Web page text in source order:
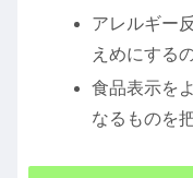
アレルギー
えめにする
食品表示を
なるものを